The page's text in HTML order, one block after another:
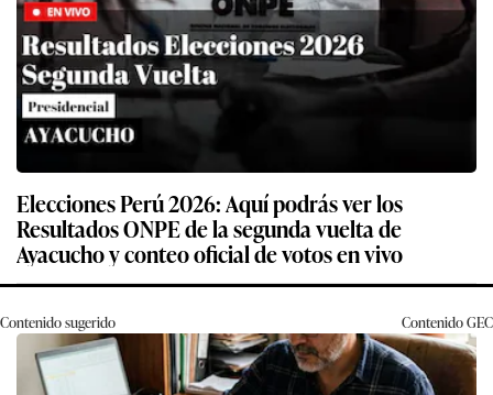
Elecciones Perú 2026: Aquí podrás ver los
Resultados ONPE de la segunda vuelta de
Ayacucho y conteo oficial de votos en vivo
Contenido sugerido ContenidoGEC